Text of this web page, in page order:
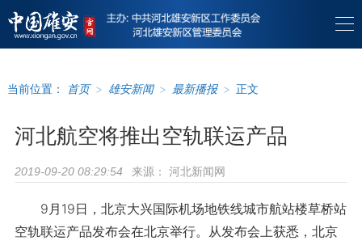
当前位置： 首页 > 雄安新闻 > 最新播报 > 正文
河北航空将推出空轨联运产品
2019-09-20 08:29:54 来源： 河北新闻网
9月19日，北京大兴国际机场地铁线城市航站楼草桥站
空轨联运产品发布会在北京举行。从发布会上获悉，北京